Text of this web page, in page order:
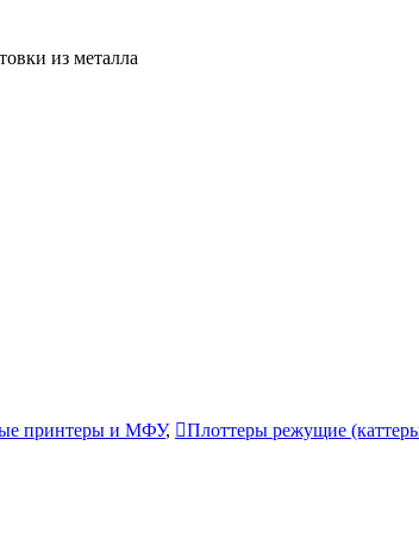
из металла
принтеры и МФУ, Плоттеры режущие